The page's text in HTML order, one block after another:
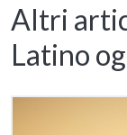
Altri
Latino